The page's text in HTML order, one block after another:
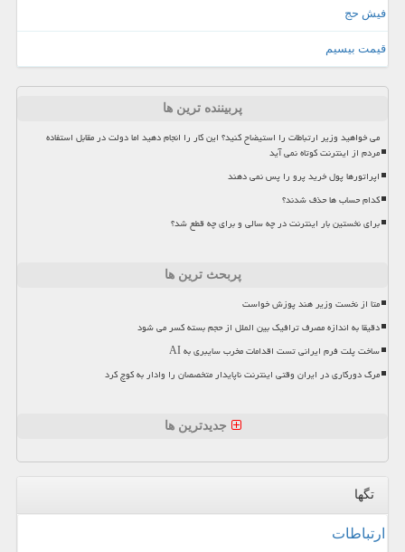
فیش حج
قیمت بیسیم
پربیننده ترین ها
می خواهید وزیر ارتباطات را استیضاح کنید؟ این کار را انجام دهید اما دولت در مقابل استفاده
مردم از اینترنت کوتاه نمی آید
اپراتورها پول خرید پرو را پس نمی دهند
کدام حساب ها حذف شدند؟
برای نخستین بار اینترنت در چه سالی و برای چه قطع شد؟
پربحث ترین ها
متا از نخست وزیر هند پوزش خواست
دقیقا به اندازه مصرف ترافیک بین الملل از حجم بسته کسر می شود
ساخت پلت فرم ایرانی تست اقدامات مخرب سایبری به AI
مرگ دورکاری در ایران وقتی اینترنت ناپایدار متخصصان را وادار به کوچ کرد
جدیدترین ها
تگها
ارتباطات